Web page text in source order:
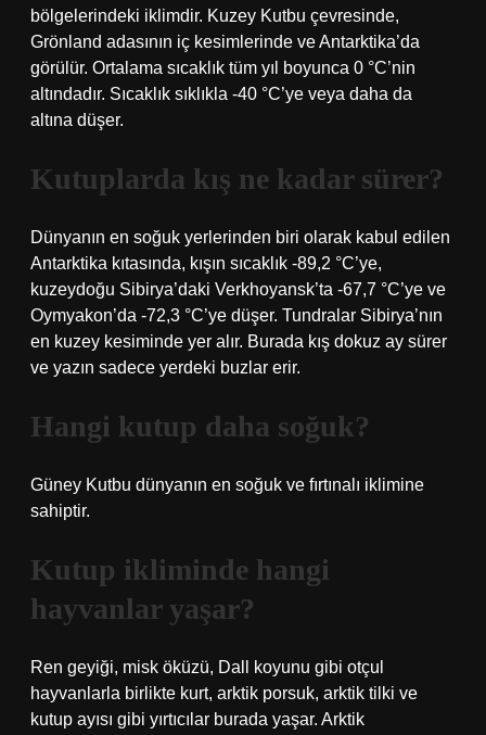
bölgelerindeki iklimdir. Kuzey Kutbu çevresinde,
Grönland adasının iç kesimlerinde ve Antarktika’da
görülür. Ortalama sıcaklık tüm yıl boyunca 0 °C’nin
altındadır. Sıcaklık sıklıkla -40 °C’ye veya daha da
altına düşer.
Kutuplarda kış ne kadar sürer?
Dünyanın en soğuk yerlerinden biri olarak kabul edilen
Antarktika kıtasında, kışın sıcaklık -89,2 °C’ye,
kuzeydoğu Sibirya’daki Verkhoyansk’ta -67,7 °C’ye ve
Oymyakon’da -72,3 °C’ye düşer. Tundralar Sibirya’nın
en kuzey kesiminde yer alır. Burada kış dokuz ay sürer
ve yazın sadece yerdeki buzlar erir.
Hangi kutup daha soğuk?
Güney Kutbu dünyanın en soğuk ve fırtınalı iklimine
sahiptir.
Kutup ikliminde hangi
hayvanlar yaşar?
Ren geyiği, misk öküzü, Dall koyunu gibi otçul
hayvanlarla birlikte kurt, arktik porsuk, arktik tilki ve
kutup ayısı gibi yırtıcılar burada yaşar. Arktik